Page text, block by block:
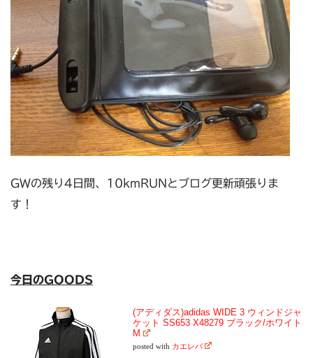
GWの残り4日間、10kmRUNとブログ更新頑張りま
す！
今日のGOODS
(アディダス)adidas WIDE 3 ウィンドジャ
ケット SS653 X48279 ブラック/ホワイト
M
posted with カエレバ